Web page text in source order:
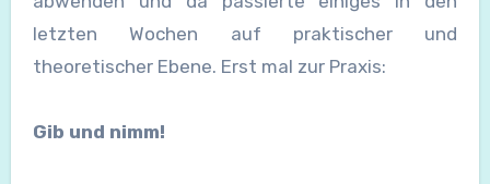
letzten Wochen auf praktischer und
theoretischer Ebene. Erst mal zur Praxis:
Gib und nimm!